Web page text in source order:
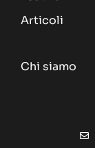
Articoli
Chi siamo